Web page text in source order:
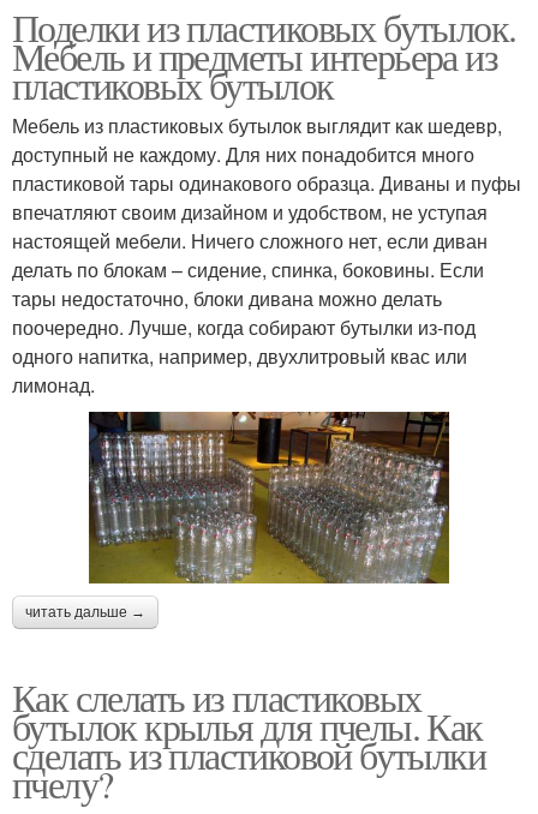
Поделки из пластиковых бутылок.
Мебель и предметы интерьера из
пластиковых бутылок
Мебель из пластиковых бутылок выглядит как шедевр,
доступный не каждому. Для них понадобится много
пластиковой тары одинакового образца. Диваны и пуфы
впечатляют своим дизайном и удобством, не уступая
настоящей мебели. Ничего сложного нет, если диван
делать по блокам – сидение, спинка, боковины. Если
тары недостаточно, блоки дивана можно делать
поочередно. Лучше, когда собирают бутылки из-под
одного напитка, например, двухлитровый квас или
лимонад.
читать дальше →
Как слелать из пластиковых
бутылок крылья для пчелы. Как
сделать из пластиковой бутылки
пчелу?